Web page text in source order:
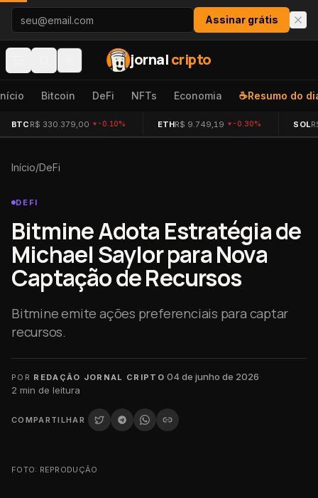
Pular para o conteúdo
Assinar grátis
jornalcripto
Bitcoin DeFi NFTs Economia ☕Resumo do
BTC R$ 330.379,00 -0.10% ETHR$ 9.749,19 -0.30% SOL
Início/DeFi
DEFI
Bitmine Adota Estratégia de
Michael Saylor para Nova
Captação de Recursos
Bitmine emite ações preferenciais para captar
recursos.
POR REDAÇÃO JORNAL CRIPTO·04 de junho de 2026·
2 min de leitura
COMPARTILHAR
FOTO: REPRODUÇÃO